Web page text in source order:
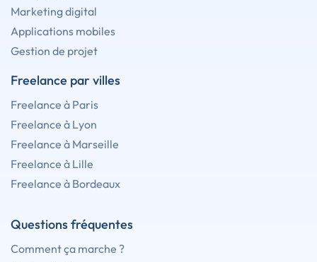
Marketing digital
Applications mobiles
Gestion de projet
Freelance par villes
Freelance à Paris
Freelance à Lyon
Freelance à Marseille
Freelance à Lille
Freelance à Bordeaux
Questions fréquentes
Comment ça marche ?